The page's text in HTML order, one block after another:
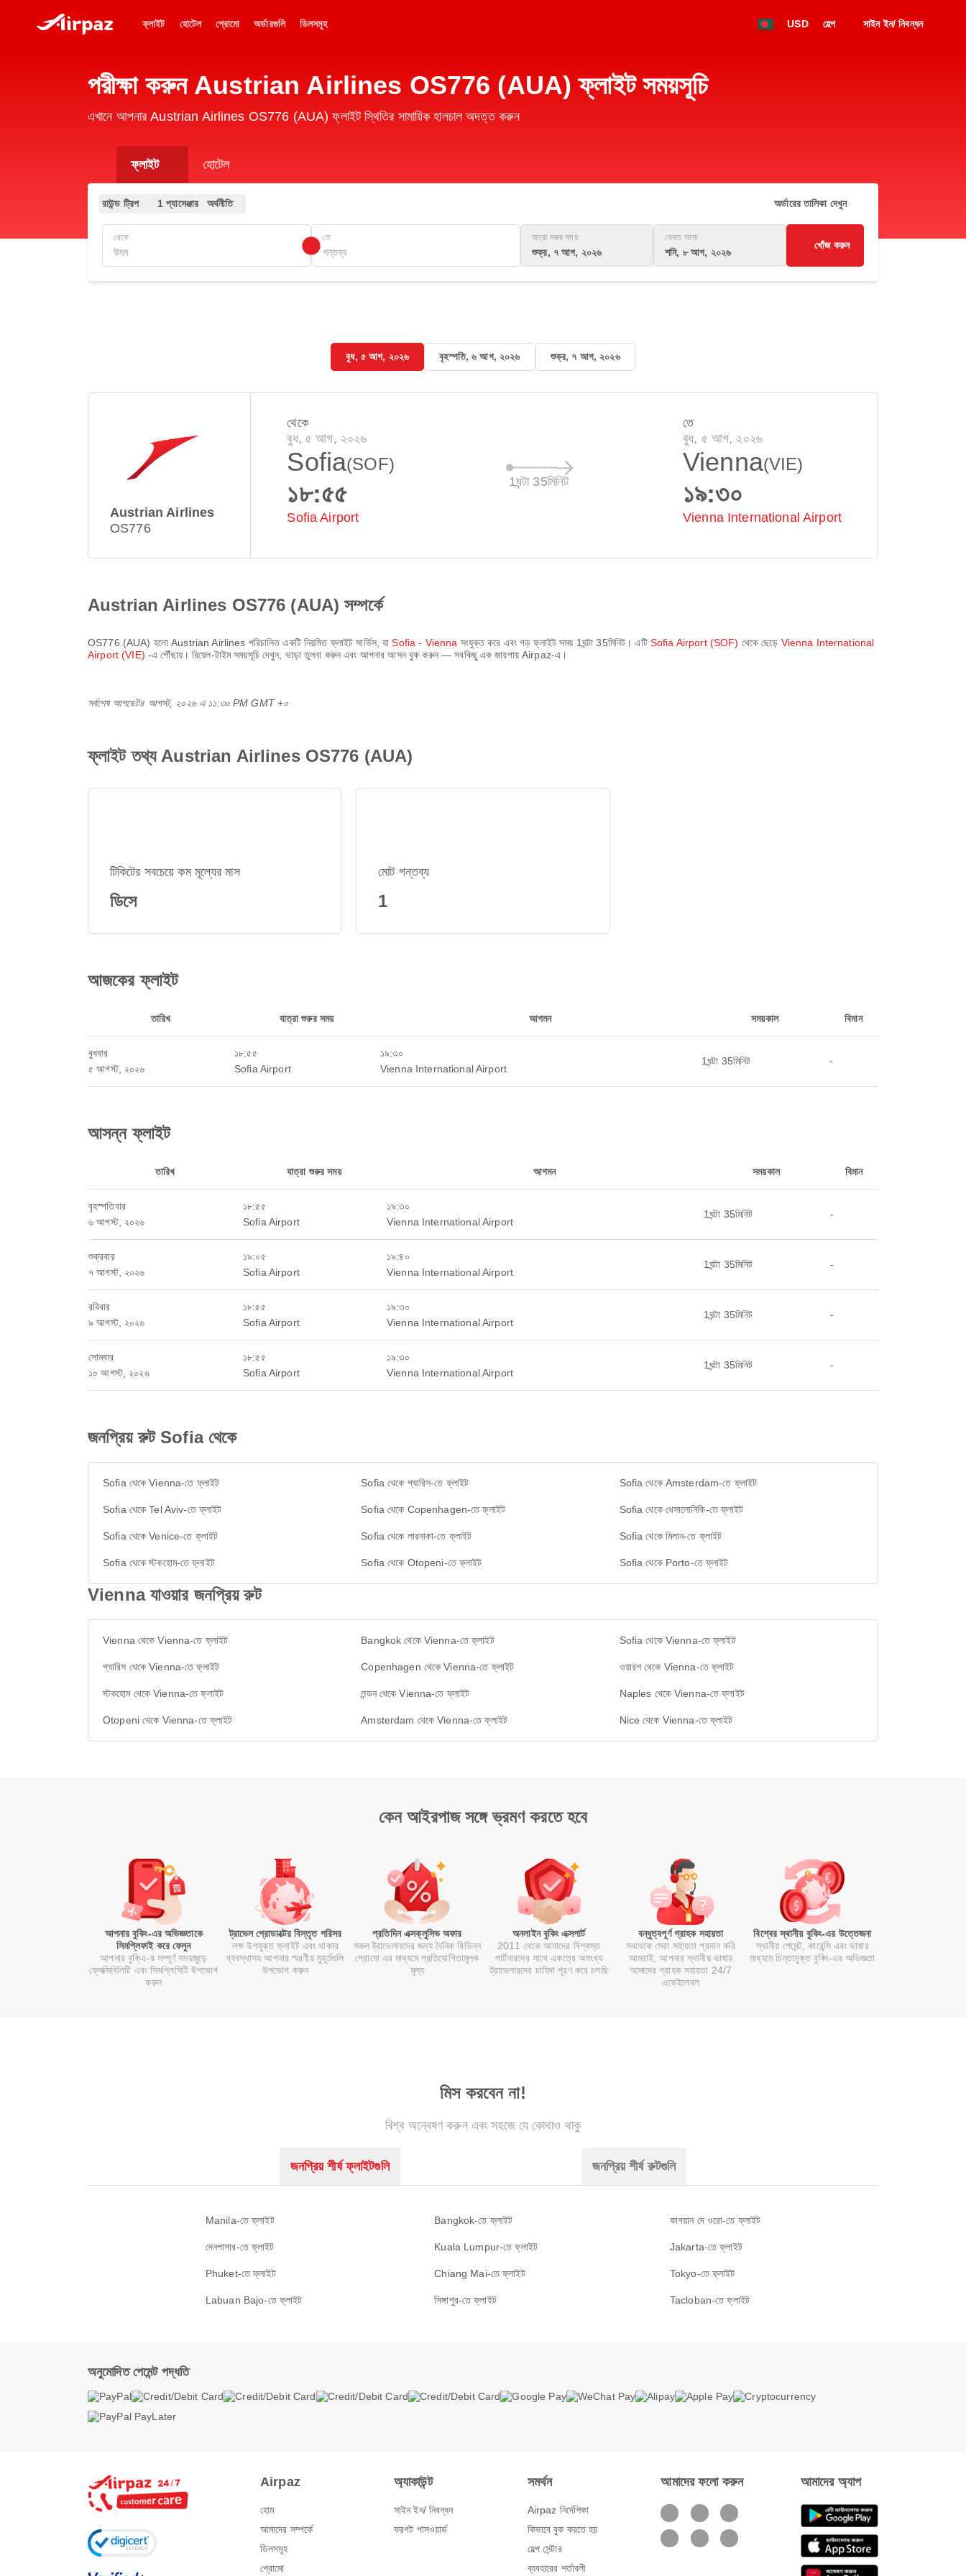
ফ্লাইট হোটেল প্রোমো অর্ডারগুলি ডিলসমূহ USD হেল্প সাইন ইন/ নিবন্ধন
পরীক্ষা করুন Austrian Airlines OS776 (AUA) ফ্লাইট সময়সূচি
এখানে আপনার Austrian Airlines OS776 (AUA) ফ্লাইট স্থিতির সামায়িক হালচাল অদত্ত করুন
ফ্লাইট হোটেল
রাউন্ড ট্রিপ 1 প্যাসেঞ্জার অর্থনীতি অর্ডারের তালিকা দেখুন
থেকে তে যাত্রা শুরুর সময়
শুক্র, ৭ আগ, ২০২৬
ফেরত আসা
শনি, ৮ আগ, ২০২৬
খোঁজ করুন
বুধ, ৫ আগ, ২০২৬ বৃহস্পতি, ৬ আগ, ২০২৬ শুক্র, ৭ আগ, ২০২৬
Austrian Airlines
OS776
থেকে
বুধ, ৫ আগ, ২০২৬
Sofia(SOF)
১৮:৫৫
Sofia Airport
1ঘন্টা 35মিনিট
তে
বুধ, ৫ আগ, ২০২৬
Vienna(VIE)
১৯:৩০
Vienna International Airport
Austrian Airlines OS776 (AUA) সম্পর্কে
OS776 (AUA) হলোAustrian Airlines পরিচালিত একটি নিয়মিত ফ্লাইট সার্ভিস, যাSofia - Vienna সংযুক্ত করে এবং গড় ফ্লাইট সময় 1ঘন্টা 35মিনিট । এটি Sofia Airport (SOF) থেকে ছেড়ে Vienna International
Airport (VIE) -এ পৌঁছায়। রিয়েল-টাইম সময়সূচি দেখুন, ভাড়া তুলনা করুন এবং আপনার আসন বুক করুন — সবকিছু এক জায়গায় Airpaz-এ।
সর্বশেষ আপডেট৪ আগস্ট, ২০২৬ এ ১১:৩০ PM GMT +০
ফ্লাইট তথ্য Austrian Airlines OS776 (AUA)
টিকিটের সবচেয়ে কম মূল্যের মাস
ডিসে
মোট গন্তব্য
1
আজকের ফ্লাইট
তারিখ যাত্রা শুরুর সময় আগমন সময়কাল বিমান
বুধবার
৫ আগস্ট, ২০২৬
১৮:৫৫
Sofia Airport
১৯:৩০
Vienna International Airport
1ঘন্টা 35মিনিট -
আসন্ন ফ্লাইট
তারিখ যাত্রা শুরুর সময় আগমন সময়কাল বিমান
বৃহস্পতিবার
৬ আগস্ট, ২০২৬
১৮:৫৫
Sofia Airport
১৯:৩০
Vienna International Airport
1ঘন্টা 35মিনিট -
শুক্রবার
৭ আগস্ট, ২০২৬
১৯:০৫
Sofia Airport
১৯:৪০
Vienna International Airport
1ঘন্টা 35মিনিট -
রবিবার
৯ আগস্ট, ২০২৬
১৮:৫৫
Sofia Airport
১৯:৩০
Vienna International Airport
1ঘন্টা 35মিনিট -
সোমবার
১০ আগস্ট, ২০২৬
১৮:৫৫
Sofia Airport
১৯:৩০
Vienna International Airport
1ঘন্টা 35মিনিট -
জনপ্রিয় রুট Sofia থেকে
Sofia থেকে Vienna-তে ফ্লাইট Sofia থেকে প্যারিস-তে ফ্লাইট Sofia থেকে Amsterdam-তে ফ্লাইট
Sofia থেকে Tel Aviv-তে ফ্লাইট Sofia থেকে Copenhagen-তে ফ্লাইট Sofia থেকে থেসালোনিকি-তে ফ্লাইট
Sofia থেকে Venice-তে ফ্লাইট Sofia থেকে লারনাকা-তে ফ্লাইট Sofia থেকে মিলান-তে ফ্লাইট
Sofia থেকে স্টকহোম-তে ফ্লাইট Sofia থেকে Otopeni-তে ফ্লাইট Sofia থেকে Porto-তে ফ্লাইট
Vienna যাওয়ার জনপ্রিয় রুট
Vienna থেকে Vienna-তে ফ্লাইট Bangkok থেকে Vienna-তে ফ্লাইট Sofia থেকে Vienna-তে ফ্লাইট
প্যারিস থেকে Vienna-তে ফ্লাইট Copenhagen থেকে Vienna-তে ফ্লাইট ওয়ারশ থেকে Vienna-তে ফ্লাইট
স্টকহোম থেকে Vienna-তে ফ্লাইট লন্ডন থেকে Vienna-তে ফ্লাইট Naples থেকে Vienna-তে ফ্লাইট
Otopeni থেকে Vienna-তে ফ্লাইট Amsterdam থেকে Vienna-তে ফ্লাইট Nice থেকে Vienna-তে ফ্লাইট
কেন আইরপাজ সঙ্গে ভ্রমণ করতে হবে
আপনার বুকিং-এর অভিজ্ঞতাকে
সিমপ্লিফাই করে ফেলুন
আপনার বুকি্এ-র সম্পূর্ণ সময়জুড়ে
ফ্লেক্সিবিলিটি এবং সিমপ্লিসিটি উপভোগ
করুন
ট্রাভেল প্রোডাক্টের বিস্তৃত পরিসর
লক্ষ উপযুক্ত ফ্লাইট এবং থাকার
ব্যবস্থাসহ আপনার স্মরণীয় মুহূর্তগুলি
উপভোগ করুন
প্রতিদিন এক্সক্লুসিভ অফার
সকল ট্রাভেলারদের জন্য দৈনিক বিভিন্ন
প্রোমো এর মাধ্যমে প্রতিযোগিতামূলক
মূল্য
অনলাইন বুকিং এক্সপার্ট
2011 থেকে আমাদের বিশ্বস্ত
পার্টনারদের সাথে একত্রে অসংখ্য
ট্রাভেলারদের চাহিদা পূরণ করে চলছি
বন্ধুত্বপূর্ণ গ্রাহক সহায়তা
সবথেকে সেরা সহায়তা প্রদান করি
আমরাই, আপনার স্থানীয় ভাষায়
আমাদের গ্রাহক সহায়তা 24/7
এভেইলেবল
বিশ্বের স্থানীয় বুকিং-এর উত্তেজনা
স্থানীয় পেমেন্ট, কারেন্সি এবং ভাষার
মাধ্যমে চিন্তামুক্ত বুকিং-এর অভিজ্ঞতা
মিস করবেন না!
বিশ্ব অন্বেষণ করুন এবং সহজে যে কোথাও থাকু
জনপ্রিয় শীর্ষ ফ্লাইটগুলি জনপ্রিয় শীর্ষ রুটগুলি
Manila-তে ফ্লাইট Bangkok-তে ফ্লাইট কাগয়ান দে ওরো-তে ফ্লাইট
দেনপাসার-তে ফ্লাইট Kuala Lumpur-তে ফ্লাইট Jakarta-তে ফ্লাইট
Phuket-তে ফ্লাইট Chiang Mai-তে ফ্লাইট Tokyo-তে ফ্লাইট
Labuan Bajo-তে ফ্লাইট সিঙ্গাপুর-তে ফ্লাইট Tacloban-তে ফ্লাইট
অনুমোদিত পেমেন্ট পদ্ধতি
Airpaz
হোম
আমাদের সম্পর্কে
ডিলসমূহ
প্রোমো
অ্যাকাউন্ট
সাইন ইন/ নিবন্ধন
ফরগট পাসওয়ার্ড
সমর্থন
Airpaz নির্দেশিকা
কিভাবে বুক করতে হয়
হেল্প সেন্টার
ব্যবহারের শর্তাবলী
আমাদের ফলো করুন আমাদের অ্যাপ